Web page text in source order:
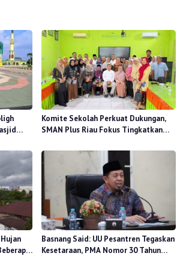
Komite Sekolah Perkuat Dukungan,
SMAN Plus Riau Fokus Tingkatkan
Basnang Said: UU Pesantren Tegaskan
Kesetaraan, PMA Nomor 30 Tahun